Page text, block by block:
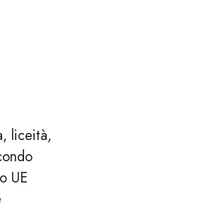
liceità,
UE